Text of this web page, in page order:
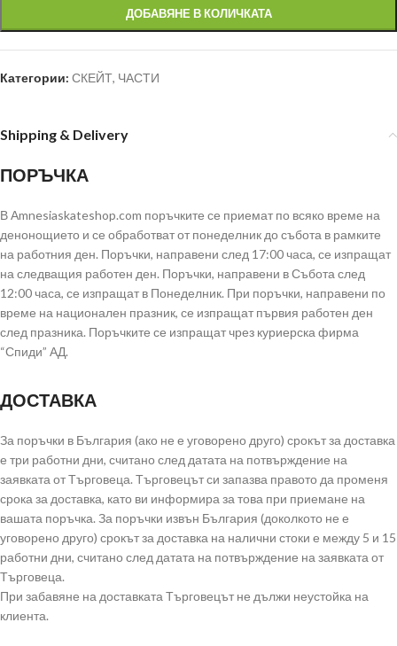
ДОБАВЯНЕ В КОЛИЧКАТА
Категории: СКЕЙТ, ЧАСТИ
Shipping & Delivery
ПОРЪЧКА
В Аmnesiaskateshop.com поръчките се приемат по всяко време на
денонощието и се обработват от понеделник до събота в рамките
на работния ден. Поръчки, направени след 17:00 часа, се изпращат
на следващия работен ден. Поръчки, направени в Събота след
12:00 часа, се изпращат в Понеделник. При поръчки, направени по
време на национален празник, се изпращат първия работен ден
след празника. Поръчките се изпращат чрез куриерска фирма
“Спиди” АД.
ДОСТАВКА
За поръчки в България (ако не е уговорено друго) срокът за доставка
е три работни дни, считано след датата на потвърждение на
заявката от Търговеца. Търговецът си запазва правото да променя
срока за доставка, като ви информира за това при приемане на
вашата поръчка. За поръчки извън България (доколкото не е
уговорено друго) срокът за доставка на налични стоки е между 5 и 15
работни дни, считано след датата на потвърждение на заявката от
Търговеца.
При забавяне на доставката Търговецът не дължи неустойка на
клиента.